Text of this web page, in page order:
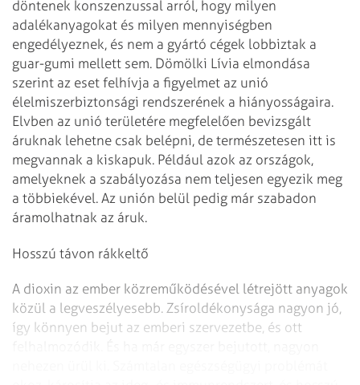
döntenek konszenzussal arról, hogy milyen
adalékanyagokat és milyen mennyiségben
engedélyeznek, és nem a gyártó cégek lobbiztak a
guar-gumi mellett sem. Dömölki Lívia elmondása
szerint az eset felhívja a figyelmet az unió
élelmiszerbiztonsági rendszerének a hiányosságaira.
Elvben az unió területére megfelelően bevizsgált
áruknak lehetne csak belépni, de természetesen itt is
megvannak a kiskapuk. Például azok az országok,
amelyeknek a szabályozása nem teljesen egyezik meg
a többiekével. Az unión belül pedig már szabadon
áramolhatnak az áruk.
Hosszú távon rákkeltő
A dioxin az ember közreműködésével létrejött anyagok
közül a legveszélyesebb. Zsíroldékonysága nagyon jó,
így könnyen bejut az emberi szervezetbe, és ott